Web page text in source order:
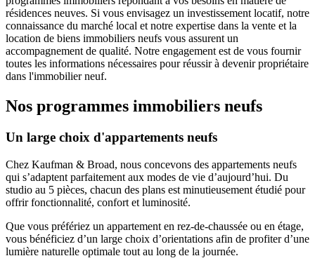
résidences neuves. Si vous envisagez un investissement locatif, notre
connaissance du marché local et notre expertise dans la vente et la
location de biens immobiliers neufs vous assurent un
accompagnement de qualité. Notre engagement est de vous fournir
toutes les informations nécessaires pour réussir à devenir propriétaire
dans l'immobilier neuf.
Nos programmes immobiliers neufs
Un large choix d'appartements neufs
Chez Kaufman & Broad, nous concevons des appartements neufs
qui s’adaptent parfaitement aux modes de vie d’aujourd’hui. Du
studio au 5 pièces, chacun des plans est minutieusement étudié pour
offrir fonctionnalité, confort et luminosité.
Que vous préfériez un appartement en rez-de-chaussée ou en étage,
vous bénéficiez d’un large choix d’orientations afin de profiter d’une
lumière naturelle optimale tout au long de la journée.